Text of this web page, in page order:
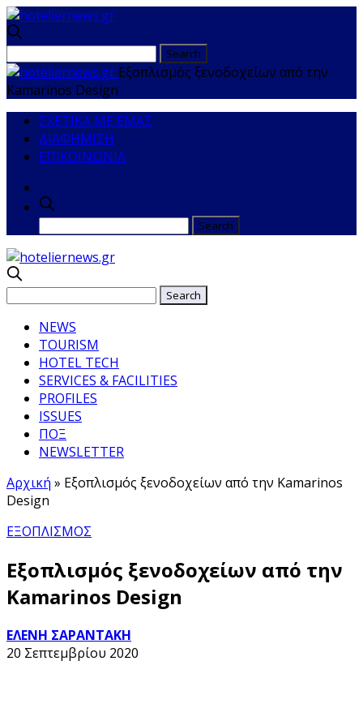
Εξοπλισμός ξενοδοχείων από την
Kamarinos Design
ΣΧΕΤΙΚΑ ΜΕ ΕΜΑΣ
ΔΙΑΦΗΜΙΣΗ
ΕΠΙΚΟΙΝΩΝΙΑ
NEWS
TOURISM
HOTEL TECH
SERVICES & FACILITIES
PROFILES
ISSUES
ΠΟΞ
NEWSLETTER
Αρχική » Εξοπλισμός ξενοδοχείων από την Kamarinos
Design
ΕΞΟΠΛΙΣΜΟΣ
Εξοπλισμός ξενοδοχείων από την
Kamarinos Design
ΕΛΕΝΗ ΣΑΡΑΝΤΑΚΗ
20 Σεπτεμβρίου 2020